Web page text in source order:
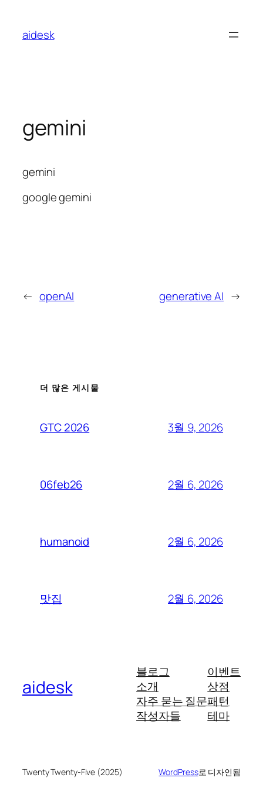
aidesk
gemini
gemini
google gemini
← openAI generative AI →
더 많은 게시물
GTC 2026 3월 9, 2026
06feb26 2월 6, 2026
humanoid 2월 6, 2026
맛집 2월 6, 2026
aidesk
블로그
소개
자주 묻는 질문
작성자들
이벤트
상점
패턴
테마
Twenty Twenty-Five (2025) WordPress로 디자인됨